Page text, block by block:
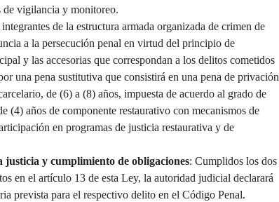
de vigilancia y monitoreo.
de la estructura armada organizada de crimen de
a la persecución penal en virtud del principio de
y las accesorias que correspondan a los delitos cometidos
una pena sustitutiva que consistirá en una pena de privación
de (6) a (8) años, impuesta de acuerdo al grado de
(4) años de componente restaurativo con mecanismos de
en programas de justicia restaurativa y de
justicia y cumplimiento de obligaciones: Cumplidos los dos
en el artículo 13 de esta Ley, la autoridad judicial declarará
prevista para el respectivo delito en el Código Penal.